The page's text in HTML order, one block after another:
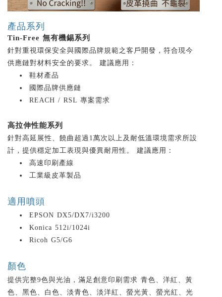
產品系列
Tin-Free 無有機錫系列
針對重視環保安全與國際品牌規範之客戶開發，符合現今
供應鏈對材料安全的要求。 建議應用：
鞋材產品
國際品牌供應鏈
REACH / RSL 專案需求
高拉伸性能系列
針對高延展性、饒曲超過1萬次以上及耐低溫環境需求所設
計，提供穩定加工表現與優異耐用性。 建議應用：
高速印刷產線
工業級皮革製品
適用噴頭
EPSON DX5/DX7/i3200
Konica 512i/1024i
Ricoh G5/G6
顏色
提供完整9色與光油，滿足創意印刷需求 青色、洋紅、黃
色、黑色、白色、淡青色、淡洋紅、螢光黃、螢光紅、光